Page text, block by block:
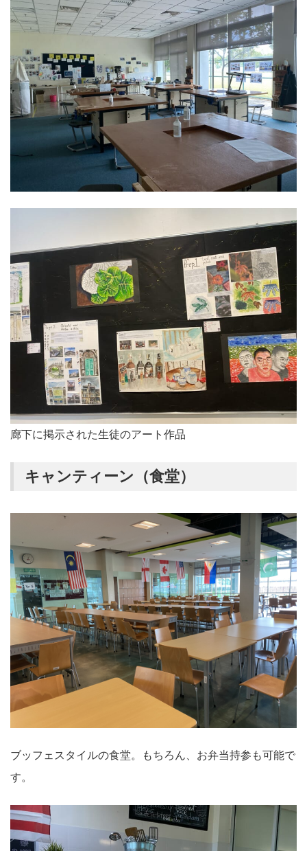
廊下に掲示された生徒のアート作品
キャンティーン（食堂）
ブッフェスタイルの食堂。もちろん、お弁当持参も可能で
す。